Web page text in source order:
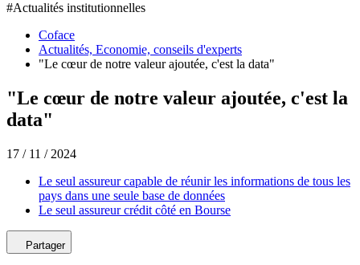
#Actualités institutionnelles
Coface
Actualités, Economie, conseils d'experts
"Le cœur de notre valeur ajoutée, c'est la data"
"Le cœur de notre valeur ajoutée, c'est la
data"
17 / 11 / 2024
Le seul assureur capable de réunir les informations de tous les
pays dans une seule base de données
Le seul assureur crédit côté en Bourse
Partager